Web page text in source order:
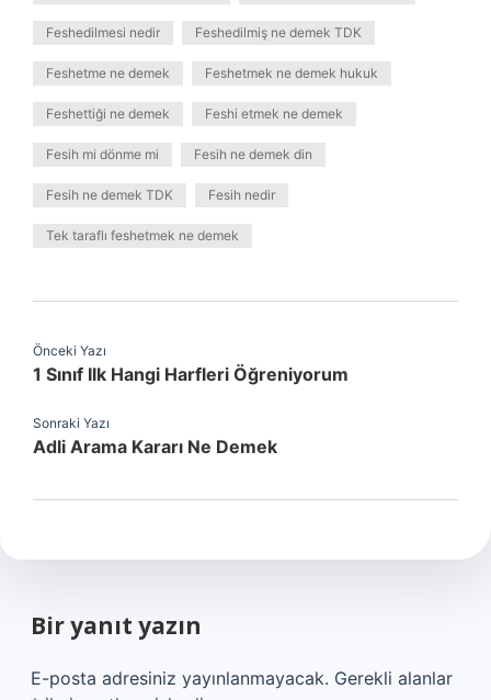
Feshedilmesi nedir Feshedilmiş ne demek TDK
Feshetme ne demek Feshetmek ne demek hukuk
Feshettiği ne demek Feshi etmek ne demek
Fesih mi dönme mi Fesih ne demek din
Fesih ne demek TDK Fesih nedir
Tek taraflı feshetmek ne demek
Önceki Yazı
1 Sınıf Ilk Hangi Harfleri Öğreniyorum
Sonraki Yazı
Adli Arama Kararı Ne Demek
Bir yanıt yazın
E-posta adresiniz yayınlanmayacak. Gerekli alanlar